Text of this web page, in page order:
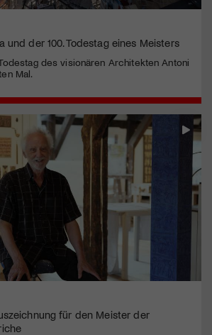
und der 100. Todestag eines Meisters
des visionären Architekten Antoni
Mal.
für den Meister der